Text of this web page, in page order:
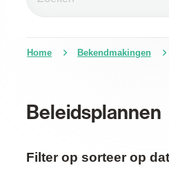
Zoeken
Home Bekendmakingen
Beleidsplannen
Verfijn of wijzig
Filter op sorteer op